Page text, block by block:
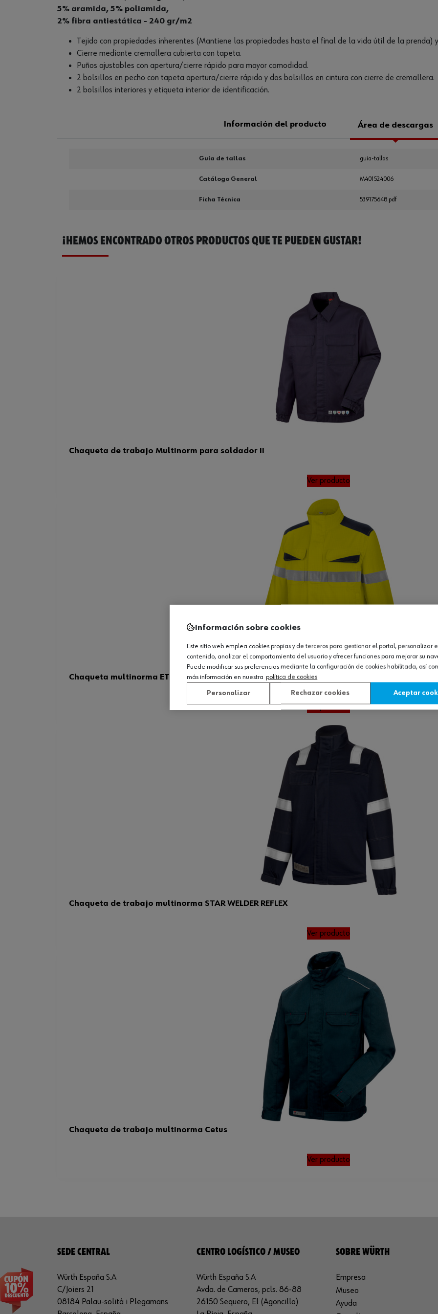
5% aramida, 5% poliamida,
2% fibra antiestática - 240 gr/m2
Tejido con propiedades inherentes (Mantiene las propiedades hasta el final de la vida útil de la prenda)
Cierre mediante cremallera cubierta con tapeta.
Puños ajustables con apertura/cierre rápido para mayor comodidad.
2 bolsillos en pecho con tapeta apertura/cierre rápido y dos bolsillos en cintura con cierre de cremallera.
2 bolsillos interiores y etiqueta interior de identificación.
Información del producto Área de descargas
Guía de tallas guia-tallas
Catálogo General M401524006
Ficha Técnica 539175648.pdf
¡HEMOS ENCONTRADO OTROS PRODUCTOS QUE TE PUEDEN GUSTAR!
Chaqueta de trabajo Multinorm para soldador II
Ver producto
Chaqueta multinorma ETNA alta visibilidad
Ver producto
Chaqueta de trabajo multinorma STAR WELDER REFLEX
Ver producto
Chaqueta de trabajo multinorma Cetus
Ver producto
SEDE CENTRAL
Würth España S.A
C/Joiers 21
08184 Palau-solità i Plegamans
CENTRO LOGÍSTICO / MUSEO
Würth España S.A
Avda. de Cameros, pcls. 86-88
26150 Sequero, El (Agoncillo)
SOBRE WÜRTH
Empresa
Museo
Ayuda
Información sobre cookies
Este sitio web emplea cookies propias y de terceros para gestionar el portal, personalizar
contenido, analizar el comportamiento del usuario y ofrecer funciones para mejorar su
Puede modificar sus preferencias mediante la configuración de cookies habilitada, así
más información en nuestra política de cookies
Personalizar Rechazar cookies Aceptar